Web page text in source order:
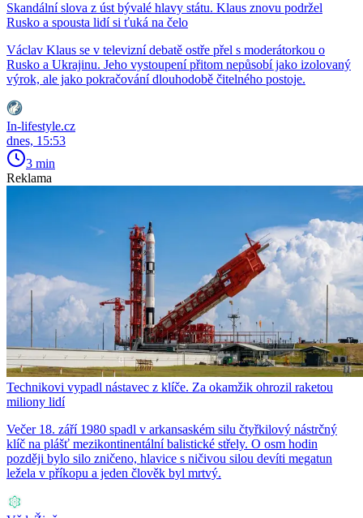
Skandální slova z úst bývalé hlavy státu. Klaus znovu podržel
Rusko a spousta lidí si ťuká na čelo
Václav Klaus se v televizní debatě ostře přel s moderátorkou o
Rusko a Ukrajinu. Jeho vystoupení přitom nepůsobí jako izolovaný
výrok, ale jako pokračování dlouhodobě čitelného postoje.
In-lifestyle.cz
dnes, 15:53
3 min
Reklama
Technikovi vypadl nástavec z klíče. Za okamžik ohrozil raketou
miliony lidí
Večer 18. září 1980 spadl v arkansaském silu čtyřkilový nástrčný
klíč na plášť mezikontinentální balistické střely. O osm hodin
později bylo silo zničeno, hlavice s ničivou silou devíti megatun
ležela v příkopu a jeden člověk byl mrtvý.